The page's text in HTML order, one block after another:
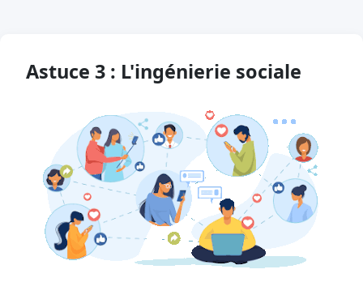
Astuce 3 : L'ingénierie sociale